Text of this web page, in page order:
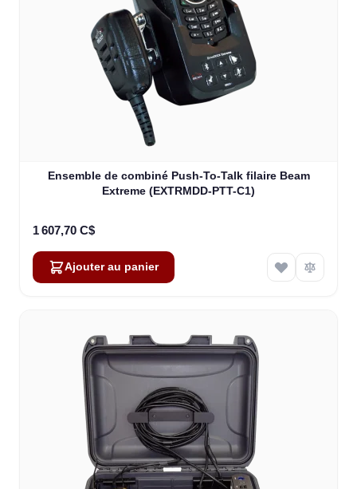
Ensemble de combiné Push-To-Talk filaire Beam
Extreme (EXTRMDD-PTT-C1)
1 607,70 C$
Ajouter au panier